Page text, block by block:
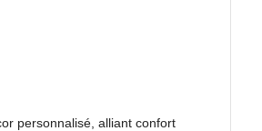
personnalisé, alliant confort